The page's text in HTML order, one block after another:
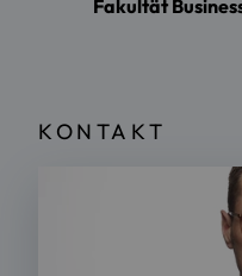
Fakultät
KONTAKT